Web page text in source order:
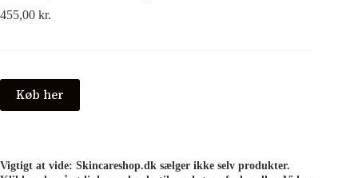
455,00 kr.
Køb her
Vigtigt at vide: Skincareshop.dk sælger ikke selv produkter.